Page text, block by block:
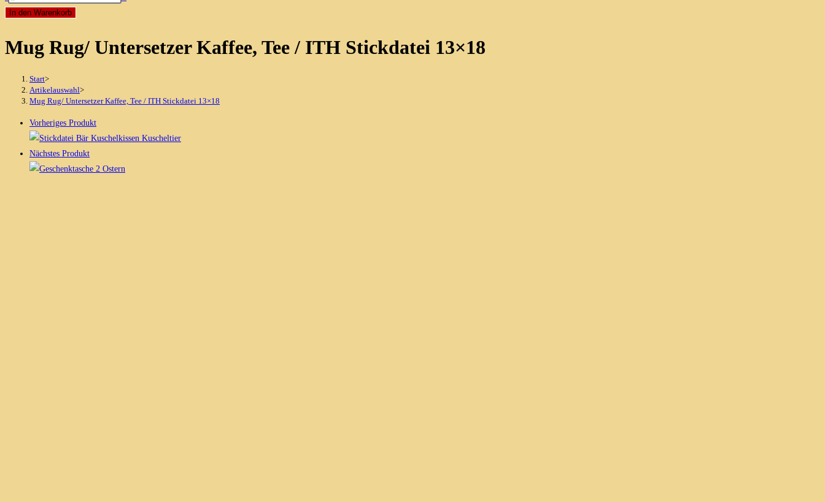
Rug/
Kaffee,
Stickdatei
In den Warenkorb
Mug Rug/ Untersetzer Kaffee, Tee / ITH Stickdatei 13×18
Start>
Artikelauswahl>
Mug Rug/ Untersetzer Kaffee, Tee / ITH Stickdatei 13×18
Vorheriges Produkt
Nächstes Produkt